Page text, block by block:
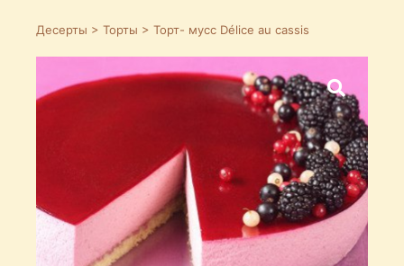
Десерты > Торты > Торт- мусс Délice au cassis